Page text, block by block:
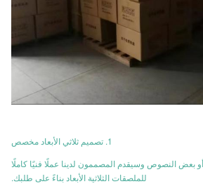
1. تصميم ثلاثي الأبعاد مخصص
بعض النصوص وسيقدم المصممون لدينا عملًا فنيًا كاملًا
للملصقات الثلاثية الأبعاد بناءً على طلبك.